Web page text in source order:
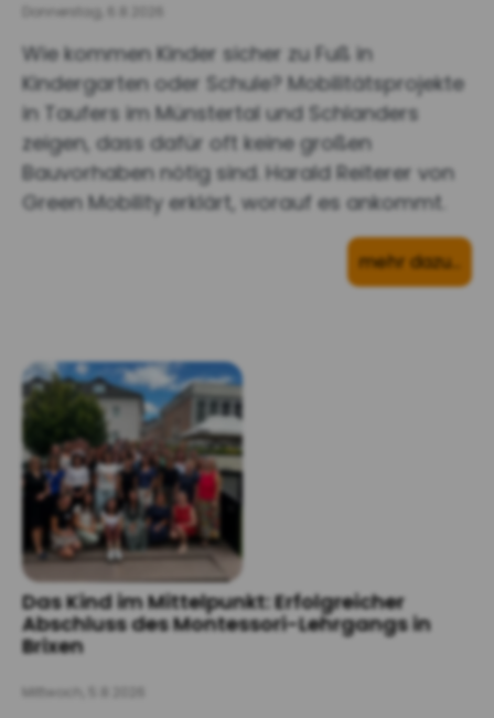
Donnerstag, 6.8.2026
Wie kommen Kinder sicher zu Fuß in
Kindergarten oder Schule? Mobilitätsprojekte
in Taufers im Münstertal und Schlanders
zeigen, dass dafür oft keine großen
Bauvorhaben nötig sind. Harald Reiterer von
Green Mobility erklärt, worauf es ankommt.
mehr dazu…
Das Kind im Mittelpunkt: Erfolgreicher
Abschluss des Montessori-Lehrgangs in
Brixen
Mittwoch, 5.8.2026